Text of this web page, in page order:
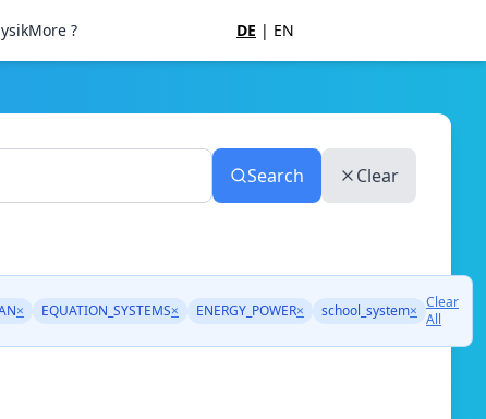
More ? DE | EN
Search Clear
× EQUATION_SYSTEMS× ENERGY_POWER× school_system× Clear
All